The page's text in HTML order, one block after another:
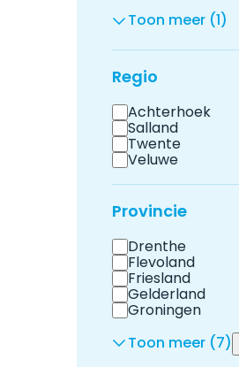
Toon meer (1)
Regio
Achterhoek
Salland
Twente
Veluwe
Provincie
Drenthe
Flevoland
Friesland
Gelderland
Groningen
Toon meer (7)